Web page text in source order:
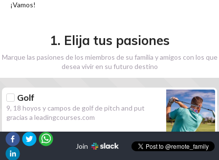
¡Vamos!
1. Elija tus pasiones
Marque las pasiones de los miembros de su familia y amigos con los que
desea vivir en su futuro destino
Golf
9, 18 hoyos y campos de golf de pitch and put
gracias a leadingcourses.com
Senderismo
Join